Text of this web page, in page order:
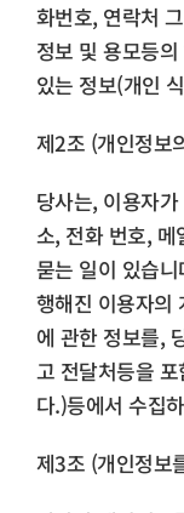
화번호, 연락처
정보 및 용모등
있는 정보(개인
제2조 (개인정보
당사는, 이용자
소, 전화 번호, 메
묻는 일이 있습
행해진 이용자의
에 관한 정보를,
고 전달처등을
다.)등에서 수집
제3조 (개인정보